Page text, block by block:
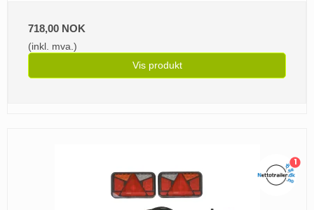
718,00 NOK
(inkl. mva.)
Vis produkt
1